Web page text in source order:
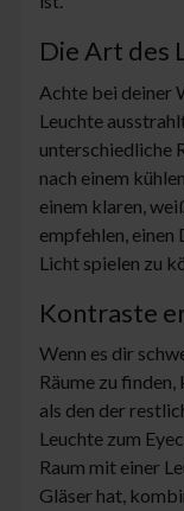
Die Art des
Achte bei deiner
Leuchte
unterschiedliche
nach einem
einem klaren,
empfehlen, einen
Licht spielen zu
Kontraste
Wenn es dir
Räume zu
als den der
Leuchte zum
Raum mit einer
Gläser hat,